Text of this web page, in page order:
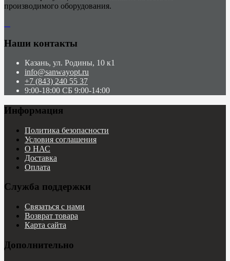
производимого оборудования.
Наши контакты
Казань, ул. Родины, 10 к1
info@sanwayopt.ru
+7 (843) 240 55 37
9:00-18:00 СБ 9:00-14:00
Информация
Политика безопасности
Условия соглашения
О НАС
Доставка
Оплата
Служба поддержки
Связаться с нами
Возврат товара
Карта сайта
Дополнительно